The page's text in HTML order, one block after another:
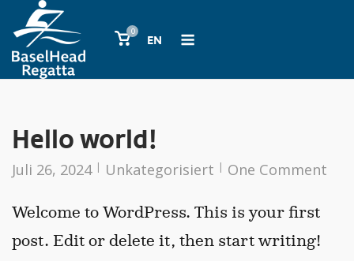
Skip
content
View
0
EN
Hello world!
Juli 26, 2024 Unkategorisiert One Comment
Welcome to WordPress. This is your first
post. Edit or delete it, then start writing!